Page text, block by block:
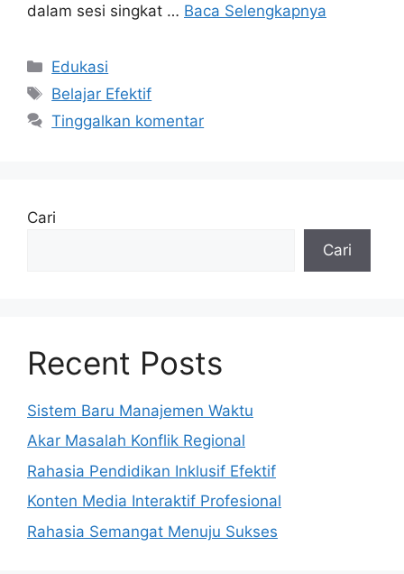
dalam sesi singkat … Baca Selengkapnya
Kategori
Edukasi
Tag
Belajar Efektif
Tinggalkan komentar
Cari
Cari
Recent Posts
Sistem Baru Manajemen Waktu
Akar Masalah Konflik Regional
Rahasia Pendidikan Inklusif Efektif
Konten Media Interaktif Profesional
Rahasia Semangat Menuju Sukses